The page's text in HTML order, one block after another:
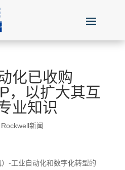
化已收购
，以扩大其互
业知识
Rockwell新闻
-工业自动化和数字化转型的